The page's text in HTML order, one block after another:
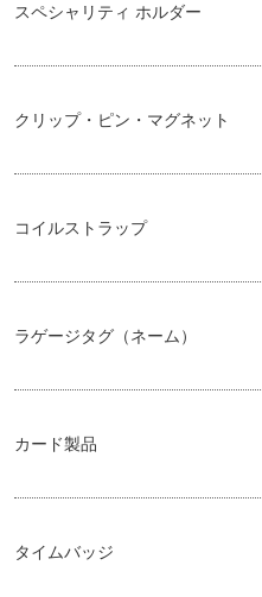
スペシャリティ ホルダー
クリップ・ピン・マグネット
コイルストラップ
ラゲージタグ（ネーム）
カード製品
タイムバッジ